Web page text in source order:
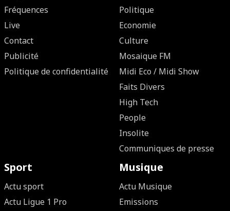
Fréquences
Live
Contact
Publicité
Politique de confidentialité
Politique
Economie
Culture
Mosaique FM
Midi Eco / Midi Show
Faits Divers
High Tech
People
Insolite
Communiques de presse
Sport
Actu sport
Actu Ligue 1 Pro
Musique
Actu Musique
Emissions